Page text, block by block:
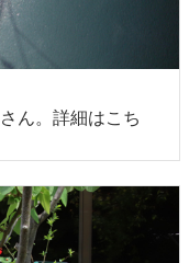
ん。詳細はこち